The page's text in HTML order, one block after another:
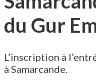
du Gur
L’inscription à
à Samarcande.